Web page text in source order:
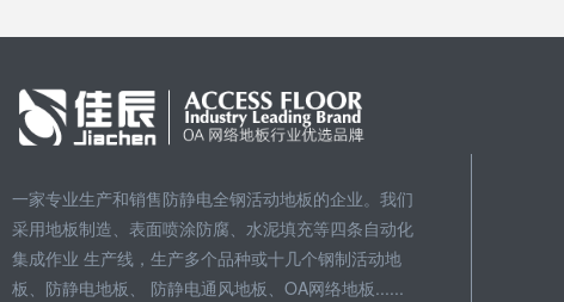
一家专业生产和销售防静电全钢活动地板的企业。我们
采用地板制造、表面喷涂防腐、水泥填充等四条自动化
集成作业 生产线，生产多个品种或十几个钢制活动地
板、防静电地板、 防静电通风地板、OA网络地板......